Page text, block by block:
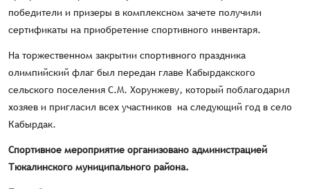
победители и призеры в комплексном зачете получили
сертификаты на приобретение спортивного инвентаря.
На торжественном закрытии спортивного праздника
олимпийский флаг был передан главе Кабырдакского
сельского поселения С.М. Хорунжеву, который поблагодарил
хозяев и пригласил всех участников на следующий год в село
Кабырдак.
Спортивное мероприятие организовано администрацией
Тюкалинского муниципального района.